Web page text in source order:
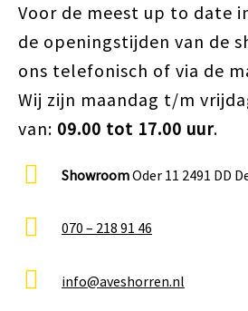
Voor de meest up to date
de openingstijden van de
ons telefonisch of via de
Wij zijn maandag t/m
van: 09.00 tot 17.00 uur.
ShowroomOder 11 2491 DD
070 – 218 91 46
info@aveshorren.nl